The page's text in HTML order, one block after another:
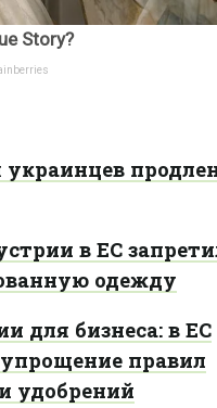
в ЕС
одежду
для бизнеса: в ЕС
правил
удобрений